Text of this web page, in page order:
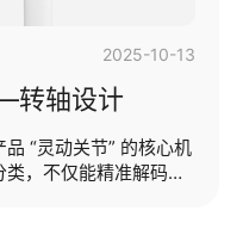
2025-10-13
转轴设计
“灵动关节” 的核心机
，不仅能精准解码产